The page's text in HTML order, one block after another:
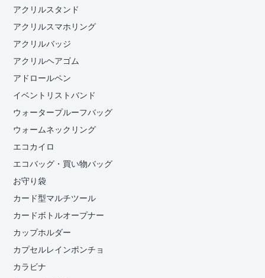
アクリルスタンド
アクリルスマホリング
アクリルバッジ
アクリルヘアゴム
アドロールペン
イベントリストバンド
ウォータープルーフバッグ
ウォームネックリング
エコカイロ
エコバッグ・買い物バッグ
お守り袋
カード型マルチツール
カードボトルオープナー
カップホルダー
カプセルレインポンチョ
カラビナ